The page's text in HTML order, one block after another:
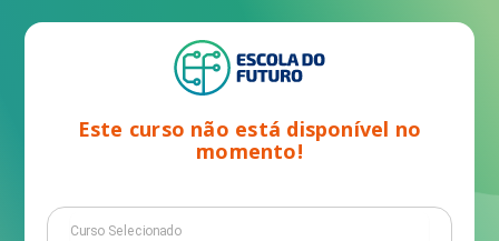
Este curso não está disponível no
momento!
Curso Selecionado